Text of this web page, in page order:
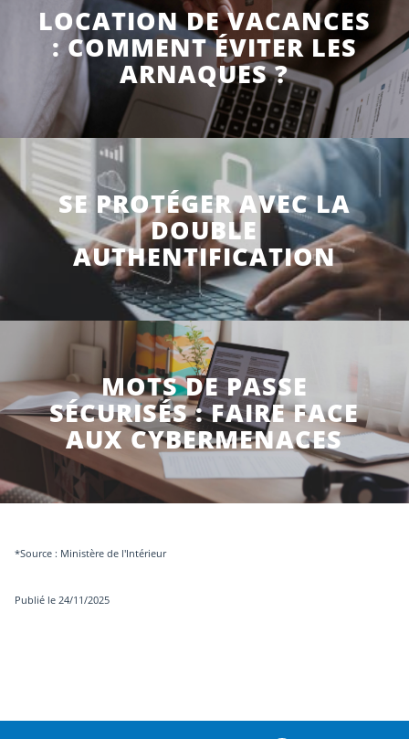
LOCATION DE VACANCES
: COMMENT ÉVITER LES
ARNAQUES ?
SE PROTÉGER AVEC LA
DOUBLE
AUTHENTIFICATION
MOTS DE PASSE
SÉCURISÉS : FAIRE FACE
AUX CYBERMENACES
*Source : Ministère de l'Intérieur
Publié le 24/11/2025